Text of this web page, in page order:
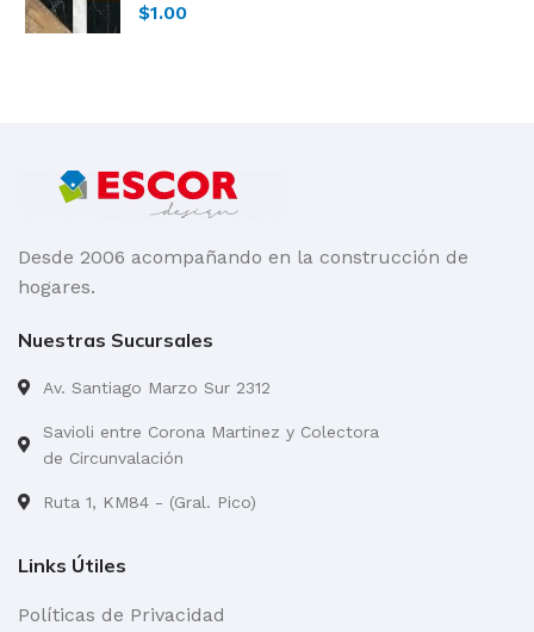
$1.00
Desde 2006 acompañando en la construcción de
hogares.
Nuestras Sucursales
Av. Santiago Marzo Sur 2312
Savioli entre Corona Martinez y Colectora
de Circunvalación
Ruta 1, KM84 - (Gral. Pico)
Links Útiles
Políticas de Privacidad